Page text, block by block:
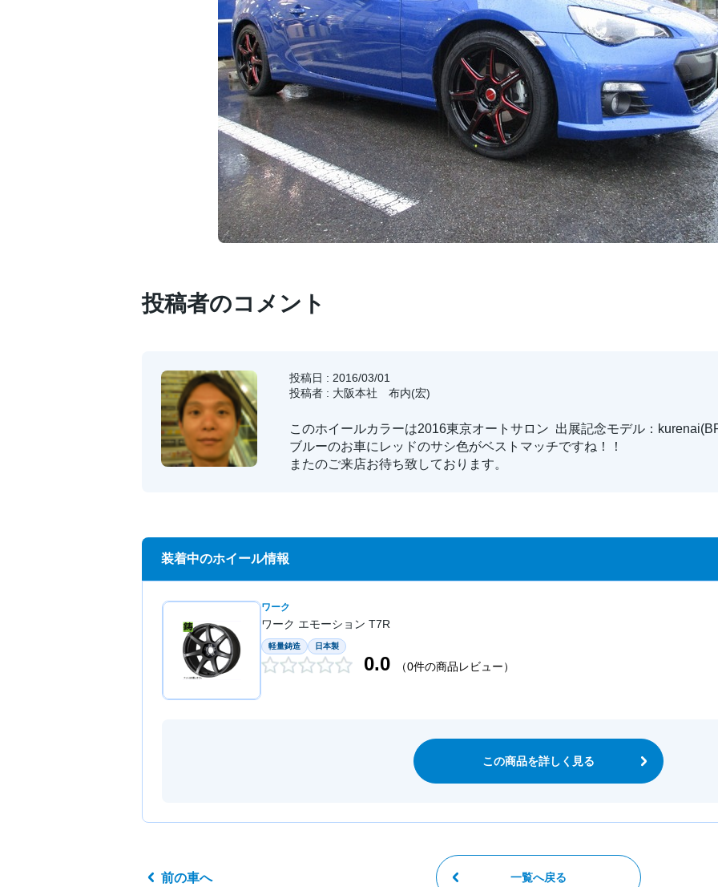
投稿者のコメント
投稿日 : 2016/03/01
投稿者 : 大阪本社 布内(宏)
このホイールカラーは2016東京オートサロン 出展記念モデル：
ブルーのお車にレッドのサシ色がベストマッチですね！！
またのご来店お待ち致しております。
装着中のホイール情報
ワーク
ワーク エモーション T7R
軽量鋳造 日本製
0.0 （0件の商品レビュー）
この商品を詳しく見る
前の車へ 一覧へ戻る